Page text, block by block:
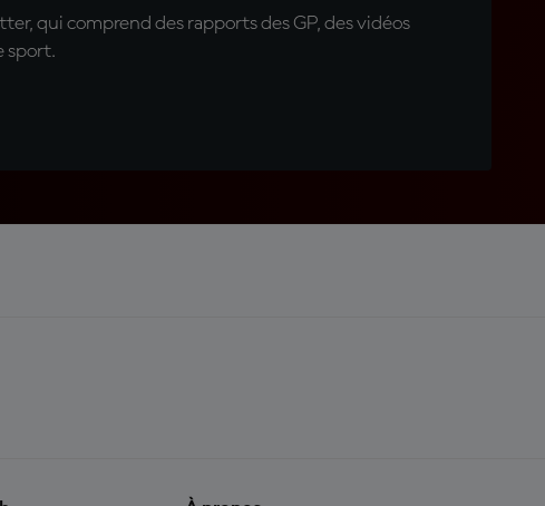
qui comprend des rapports des GP, des vidéos
sport.